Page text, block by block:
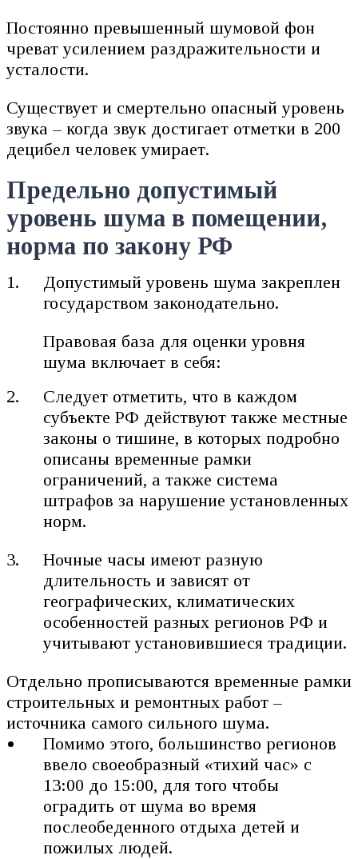
Постоянно превышенный шумовой фон
чреват усилением раздражительности и
усталости.
Существует и смертельно опасный уровень
звука – когда звук достигает отметки в 200
децибел человек умирает.
Предельно допустимый
уровень шума в помещении,
норма по закону РФ
Допустимый уровень шума закреплен
государством законодательно.
Правовая база для оценки уровня
шума включает в себя:
Следует отметить, что в каждом
субъекте РФ действуют также местные
законы о тишине, в которых подробно
описаны временные рамки
ограничений, а также система
штрафов за нарушение установленных
норм.
Ночные часы имеют разную
длительность и зависят от
географических, климатических
особенностей разных регионов РФ и
учитывают установившиеся традиции.
Отдельно прописываются временные рамки
строительных и ремонтных работ –
источника самого сильного шума.
Помимо этого, большинство регионов
ввело своеобразный «тихий час» с
13:00 до 15:00, для того чтобы
оградить от шума во время
послеобеденного отдыха детей и
пожилых людей.